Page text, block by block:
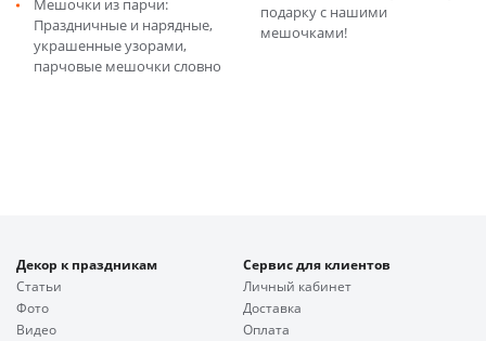
Мешочки из парчи:
Праздничные и нарядные,
украшенные узорами,
парчовые мешочки словно
подарку с нашими
мешочками!
Декор к праздникам
Статьи
Фото
Видео
Сервис для клиентов
Личный кабинет
Доставка
Оплата